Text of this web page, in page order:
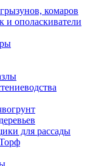
комаров
ополаскиватели
для рассады